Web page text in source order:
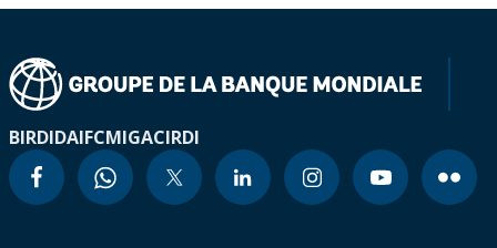
BIRDIDAIFCMIGACIRDI